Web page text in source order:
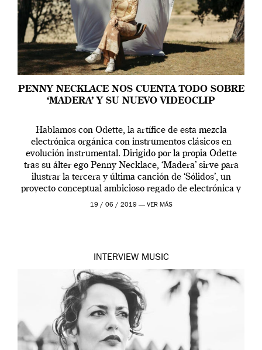
PENNY NECKLACE NOS CUENTA TODO SOBRE
‘MADERA’ Y SU NUEVO VIDEOCLIP
Hablamos con Odette, la artífice de esta mezcla
electrónica orgánica con instrumentos clásicos en
evolución instrumental. Dirigido por la propia Odette
tras su álter ego Penny Necklace, ‘Madera’ sirve para
ilustrar la tercera y última canción de ‘Sólidos’, un
proyecto conceptual ambicioso regado de electrónica y
psicodelia en castellano y que arriesga en la búsqueda
19 / 06 / 2019 — VER MÁS
INTERVIEW MUSIC